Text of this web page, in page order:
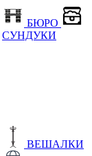
БЮРО
СУНДУКИ
ВЕШАЛКИ